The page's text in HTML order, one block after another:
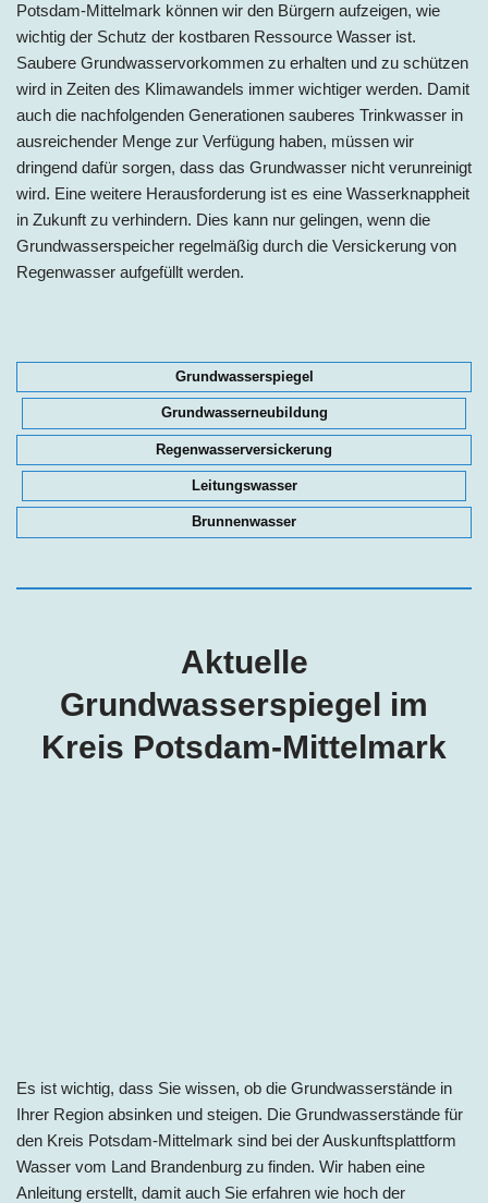
Potsdam-Mittelmark können wir den Bürgern aufzeigen, wie
wichtig der Schutz der kostbaren Ressource Wasser ist.
Saubere Grundwasservorkommen zu erhalten und zu schützen
wird in Zeiten des Klimawandels immer wichtiger werden. Damit
auch die nachfolgenden Generationen sauberes Trinkwasser in
ausreichender Menge zur Verfügung haben, müssen wir
dringend dafür sorgen, dass das Grundwasser nicht verunreinigt
wird. Eine weitere Herausforderung ist es eine Wasserknappheit
in Zukunft zu verhindern. Dies kann nur gelingen, wenn die
Grundwasserspeicher regelmäßig durch die Versickerung von
Regenwasser aufgefüllt werden.
Grundwasserspiegel
Grundwasserneubildung
Regenwasserversickerung
Leitungswasser
Brunnenwasser
Aktuelle
Grundwasserspiegel im
Kreis Potsdam-Mittelmark
Es ist wichtig, dass Sie wissen, ob die Grundwasserstände in
Ihrer Region absinken und steigen. Die Grundwasserstände für
den Kreis Potsdam-Mittelmark sind bei der Auskunftsplattform
Wasser vom Land Brandenburg zu finden. Wir haben eine
Anleitung erstellt, damit auch Sie erfahren wie hoch der